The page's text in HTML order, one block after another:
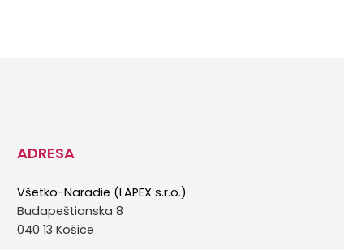
ADRESA
Všetko-Naradie (LAPEX s.r.o.)
Budapeštianska 8
040 13 Košice